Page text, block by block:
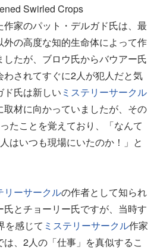
Swirled Crops
家のパット・デルガド氏は、最
の高度な知的生命体によって作
たが、ブロウ氏からバウアー氏
わされてすぐに2人が犯人だと気
ド氏は新しい ミステリーサークル
材に向かっていましたが、その
たことを覚えており、「なんて
はいつも現場にいたのか！」と
リーサークルの作者として知られ
とチョーリー氏ですが、当時す
を感じて ミステリーサークル作家
、2人の「仕事」を真似するこ